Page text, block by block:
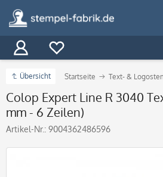
Übersicht Startseite Text- &
Colop Expert Line R 3040
mm - 6 Zeilen)
Artikel-Nr.: 9004362486596